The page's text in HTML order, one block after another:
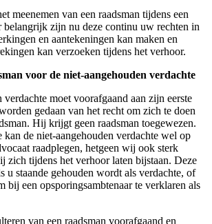
meenemen van een raadsman tijdens een
belangrijk zijn nu deze continu uw rechten in
en aantekeningen kan maken en
kan verzoeken tijdens het verhoor.
voor de niet-aangehouden verdachte
verdachte moet voorafgaand aan zijn eerste
gedaan van het recht om zich te doen
Hij krijgt geen raadsman toegewezen.
kan de niet-aangehouden verdachte wel op
raadplegen, hetgeen wij ook sterk
zich tijdens het verhoor laten bijstaan. Deze
u staande gehouden wordt als verdachte, of
bij een opsporingsambtenaar te verklaren als
van een raadsman voorafgaand en